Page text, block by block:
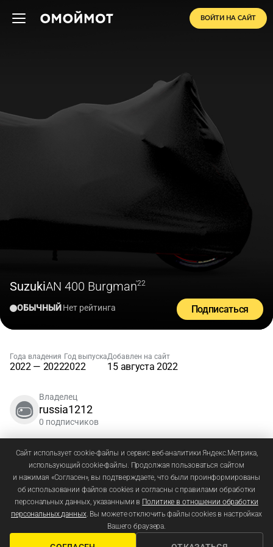
ВОЙТИ НА САЙТ
SuzukiAN 400 Burgman'22
ОБЫЧНЫЙНет рейтинга Подписаться
Года владения
2022 — 2022
Год выпуска
2022
Добавлен на сайт
15 августа 2022
Владелец
russia1212
0 подписчиков
Зарегистрируйтесьиливойдите, чтобы добавлять
комментарии
Сайт использует cookie-файлы и сервис веб-аналитики Яндекс.Метрика,
использующий cookie-файлы. Продолжая пользоваться сайтом
и нажимая «Согласен», вы подтверждаете, что были проинформированы
об использовании файлов cookies и согласны с правилами обработки
персональных данных, указанными в Политике в отношении обработки
персональных данных. Вы можете отключить файлы cookies в настройках
Вашего браузера.